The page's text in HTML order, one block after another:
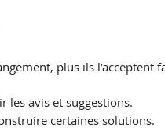
plus ils l’acceptent
les avis et suggestions.
certaines solutions.